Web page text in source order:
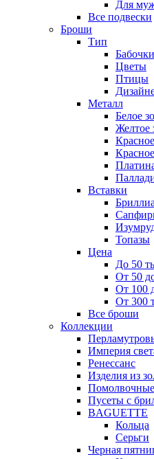
Для
Все подвески
Броши
Тип
Бабочки
Цветы
Птицы
Металл
Белое
Желтое
Вставки
Топазы
Цена
До 50
От 50
От 100
От 300
Все броши
Коллекции
Империя
Ренессанс
Изделия из
Помолвочные
Пусеты с
BAGUETTE
Кольца
Серьги
Черная